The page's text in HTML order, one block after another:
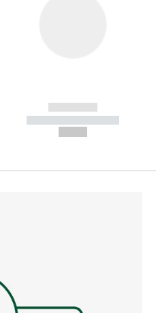
------------
----------- -----------